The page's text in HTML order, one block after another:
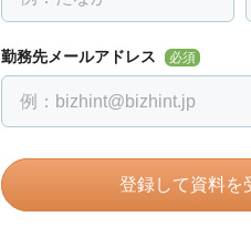
勤務先メールアドレス 必須
登録して資料を